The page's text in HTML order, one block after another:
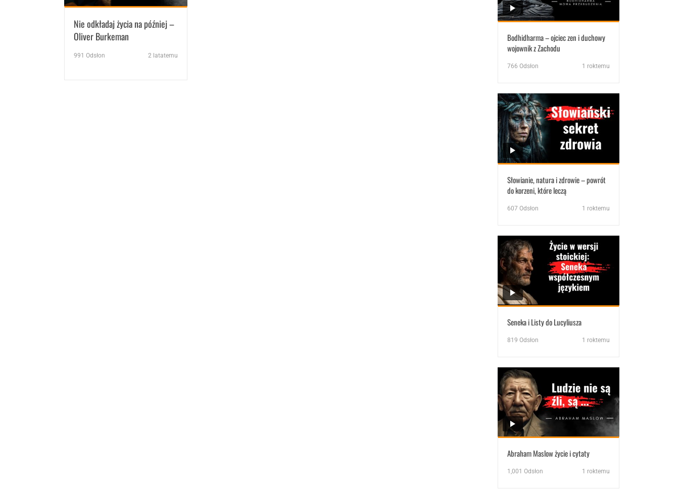
Nie odkładaj życia na później –
Oliver Burkeman
991 Odsłon 2 latatemu
Bodhidharma – ojciec zen i duchowy
wojownik z Zachodu
766 Odsłon 1 roktemu
Słowianie, natura i zdrowie – powrót
do korzeni, które leczą
607 Odsłon 1 roktemu
Seneka i Listy do Lucyliusza
819 Odsłon 1 roktemu
Abraham Maslow życie i cytaty
1,001 Odsłon 1 roktemu